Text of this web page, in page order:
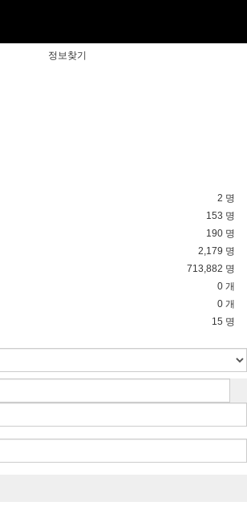
정보찾기
2 명
153 명
190 명
2,179 명
713,882 명
0 개
0 개
15 명